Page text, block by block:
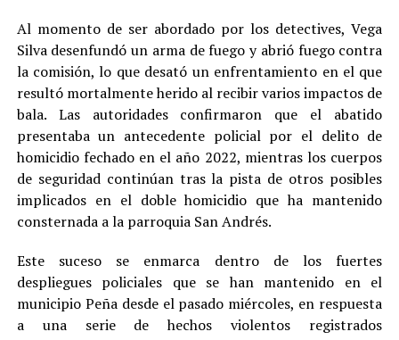
Al momento de ser abordado por los detectives, Vega
Silva desenfundó un arma de fuego y abrió fuego contra
la comisión, lo que desató un enfrentamiento en el que
resultó mortalmente herido al recibir varios impactos de
bala. Las autoridades confirmaron que el abatido
presentaba un antecedente policial por el delito de
homicidio fechado en el año 2022, mientras los cuerpos
de seguridad continúan tras la pista de otros posibles
implicados en el doble homicidio que ha mantenido
consternada a la parroquia San Andrés.
Este suceso se enmarca dentro de los fuertes
despliegues policiales que se han mantenido en el
municipio Peña desde el pasado miércoles, en respuesta
a una serie de hechos violentos registrados